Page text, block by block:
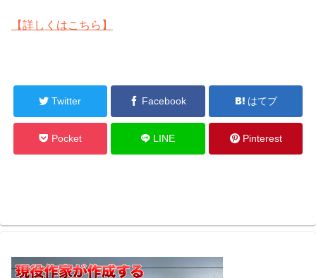
【詳しくはこちら】
Twitter Facebook はてブ
Pocket LINE Pinterest